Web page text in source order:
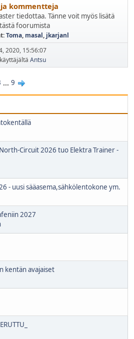
kommentteja
tiedottaa. Tänne voit myös lisätä
foorumista
Toma, masal, jkarjanl
2020, 15:56:07
käyttäjältä Antsu
... 9
Circuit 2026 tuo Elektra Trainer -
- uusi sääasema,sähkölentokone ym.
2027
kentän avajaiset